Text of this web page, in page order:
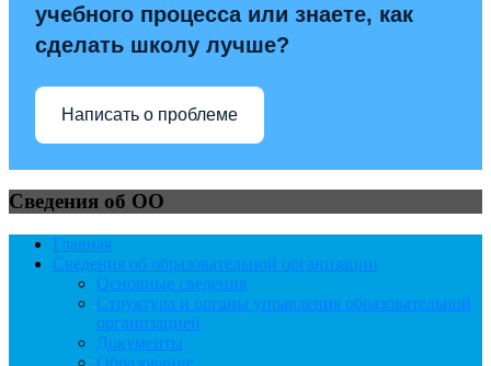
учебного процесса или знаете, как
сделать школу лучше?
Написать о проблеме
Сведения об ОО
Главная
Сведения об образовательной организации
Основные сведения
Структура и органы управления образовательной
организацией
Документы